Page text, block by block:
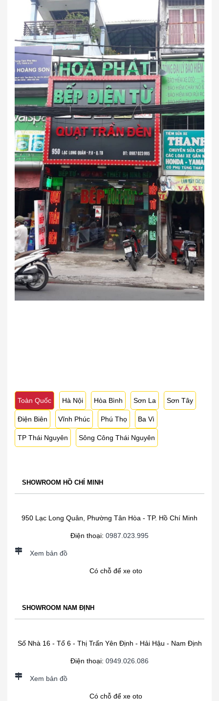
Toàn Quốc Hà Nội Hòa Bình Sơn La Sơn Tây
Điện Biên Vĩnh Phúc Phú Thọ Ba Vì
TP Thái Nguyên Sông Công Thái Nguyên
SHOWROOM HỒ CHÍ MINH
950 Lạc Long Quân, Phường Tân Hòa - TP. Hồ Chí Minh
Điện thoại: 0987.023.995
Xem bản đồ
Có chỗ để xe oto
SHOWROOM NAM ĐỊNH
Số Nhà 16 - Tổ 6 - Thị Trấn Yên Định - Hải Hậu - Nam Định
Điện thoại: 0949.026.086
Xem bản đồ
Có chỗ để xe oto